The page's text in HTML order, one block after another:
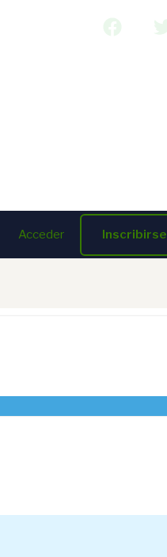
Acceder Inscribirse